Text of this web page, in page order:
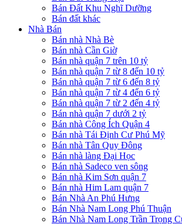
Bán Đất Khu Nghĩ Dưỡng
Bán đất khác
Nhà Bán
Bán nhà Nhà Bè
Bán nhà Cần Giờ
Bán nhà quận 7 trên 10 tỷ
Bán nhà quận 7 từ 8 đến 10 tỷ
Bán nhà quận 7 từ 6 đến 8 tỷ
Bán nhà quận 7 từ 4 đến 6 tỷ
Bán nhà quận 7 từ 2 đến 4 tỷ
Bán nhà quận 7 dưới 2 tỷ
Bán nhà Công Ích Quận 4
Bán nhà Tái Định Cư Phú Mỹ
Bán nhà Tân Quy Đông
Bán nhà làng Đại Học
Bán nhà Sadeco ven sông
Bán nhà Kim Sơn quận 7
Bán nhà Him Lam quận 7
Bán Nhà An Phú Hưng
Bán Nhà Nam Long Phú Thuận
Bán Nhà Nam Long Trần Trọng